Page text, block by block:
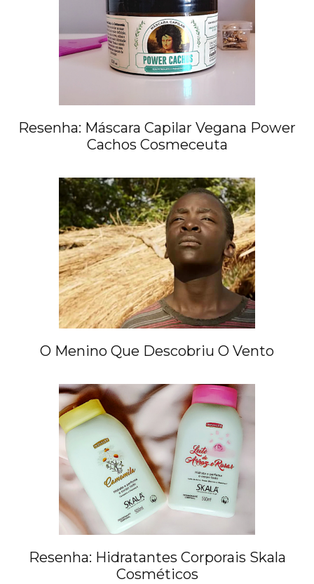
Resenha: Máscara Capilar Vegana Power
Cachos Cosmeceuta
O Menino Que Descobriu O Vento
Resenha: Hidratantes Corporais Skala
Cosméticos